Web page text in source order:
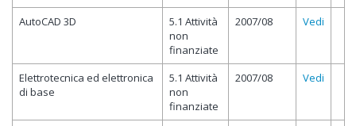
AutoCAD 3D
5.1 Attività
non
finanziate
2007/08 Vedi
Elettrotecnica ed elettronica
di base
5.1 Attività
non
finanziate
2007/08 Vedi